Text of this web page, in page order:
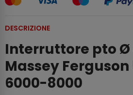
DESCRIZIONE
Interruttore pto Ø
Massey
6000-8000